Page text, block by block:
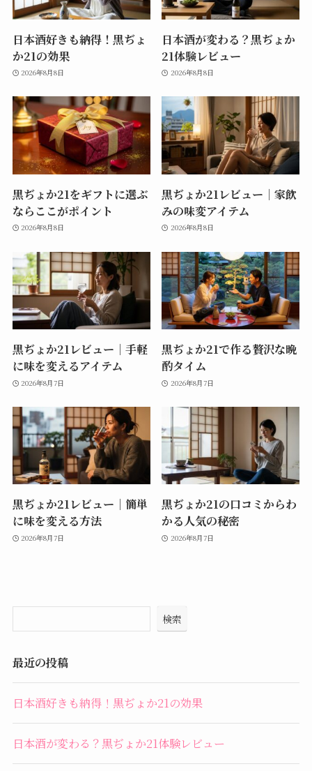
日本酒好きも納得！黒ぢょ
か21の効果
2026年8月8日
日本酒が変わる？黒ぢょか
21体験レビュー
2026年8月8日
黒ぢょか21をギフトに選ぶ
ならここがポイント
2026年8月8日
黒ぢょか21レビュー｜家飲
みの味変アイテム
2026年8月8日
黒ぢょか21レビュー｜手軽
に味を変えるアイテム
2026年8月7日
黒ぢょか21で作る贅沢な晩
酌タイム
2026年8月7日
黒ぢょか21レビュー｜簡単
に味を変える方法
2026年8月7日
黒ぢょか21の口コミからわ
かる人気の秘密
2026年8月7日
検索
最近の投稿
日本酒好きも納得！黒ぢょか21の効果
日本酒が変わる？黒ぢょか21体験レビュー